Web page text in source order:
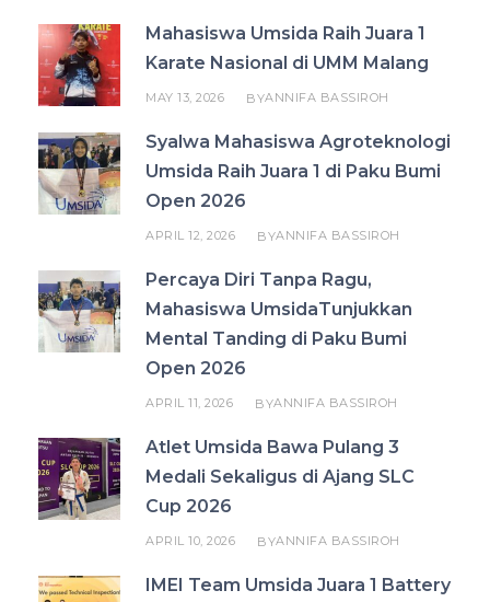
Mahasiswa Umsida Raih Juara 1
Karate Nasional di UMM Malang
MAY 13, 2026 BYANNIFA BASSIROH
Syalwa Mahasiswa Agroteknologi
Umsida Raih Juara 1 di Paku Bumi
Open 2026
APRIL 12, 2026 BYANNIFA BASSIROH
Percaya Diri Tanpa Ragu,
Mahasiswa UmsidaTunjukkan
Mental Tanding di Paku Bumi
Open 2026
APRIL 11, 2026 BYANNIFA BASSIROH
Atlet Umsida Bawa Pulang 3
Medali Sekaligus di Ajang SLC
Cup 2026
APRIL 10, 2026 BYANNIFA BASSIROH
IMEI Team Umsida Juara 1 Battery